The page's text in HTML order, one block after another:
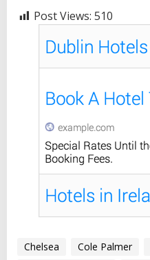
Post Views: 510
Chelsea Cole Palmer